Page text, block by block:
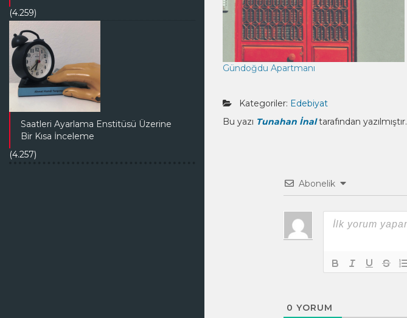
(4.259)
Saatleri Ayarlama Enstitüsü Üzerine
Bir Kısa İnceleme
(4.257)
Gündoğdu Apartmanı
Kategoriler: Edebiyat
Bu yazı Tunahan İnaltarafından yazılmıştır.
Abonelik
0 YORUM